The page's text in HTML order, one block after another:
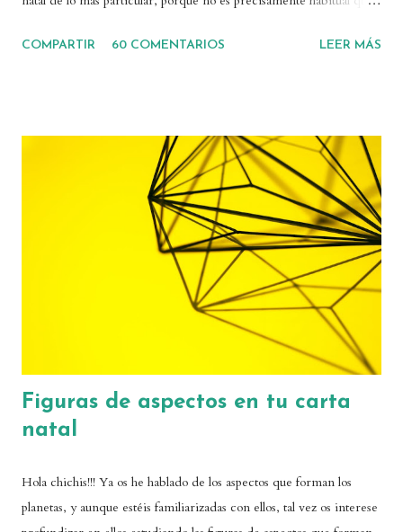
vuestra carta tenéis una concentración de planetas, es posible que
que se refiere a una guardia protectora que acompaña. En
realidad, su significado astrológico no es exactamente ese, como
veremos después. Pero, ¿qué es un stellium? ¡Sencillo! Se trata de
una agrupación de planetas en un mismo signo o en una misma
casa de la carta astral. Hay astólogas que ya hablan de stellium
cuando hay una concentración de tres planetas en un punto,
mientras que otras consideran...
COMPARTIR 60 COMENTARIOS LEER MÁS
Figuras de aspectos en tu carta
natal
Hola chichis!!! Ya os he hablado de los aspectos que forman los
planetas, y aunque estéis familiarizadas con ellos, tal vez os interese